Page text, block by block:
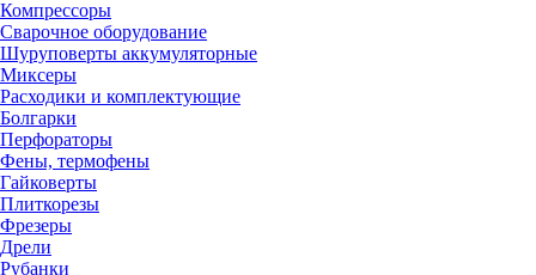
Компрессоры
Сварочное оборудование
Шуруповерты аккумуляторные
Миксеры
Расходики и комплектующие
Болгарки
Перфораторы
Фены, термофены
Гайковерты
Плиткорезы
Фрезеры
Дрели
Рубанки